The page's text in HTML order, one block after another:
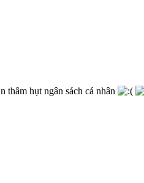
thâm hụt ngân sách cá nhân